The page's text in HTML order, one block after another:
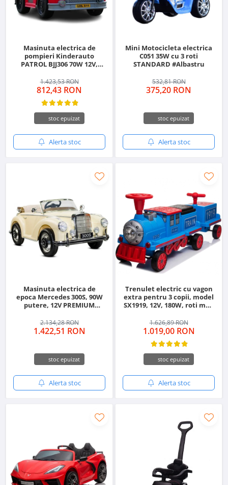
Masinuta electrica de
pompieri Kinderauto
PATROL BJJ306 70W 12V,
1.423,53 RON
812,43 RON
stoc epuizat
Alerta stoc
Mini Motocicleta electrica
C051 35W cu 3 roti
STANDARD #Albastru
532,81 RON
375,20 RON
stoc epuizat
Alerta stoc
Masinuta electrica de
epoca Mercedes 300S, 90W
putere, 12V PREMIUM
2.134,28 RON
1.422,51 RON
stoc epuizat
Alerta stoc
Trenulet electric cu vagon
extra pentru 3 copii, model
SX1919, 12V, 180W, roti moi,
1.626,89 RON
1.019,00 RON
stoc epuizat
Alerta stoc